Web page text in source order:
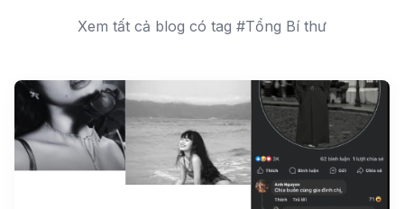
Xem tất cả blog có tag #Tổng Bí thư